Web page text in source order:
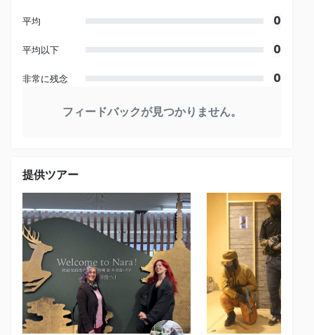
平均 0
平均以下 0
非常に残念 0
フィードバックが見つかりません。
提供ツアー